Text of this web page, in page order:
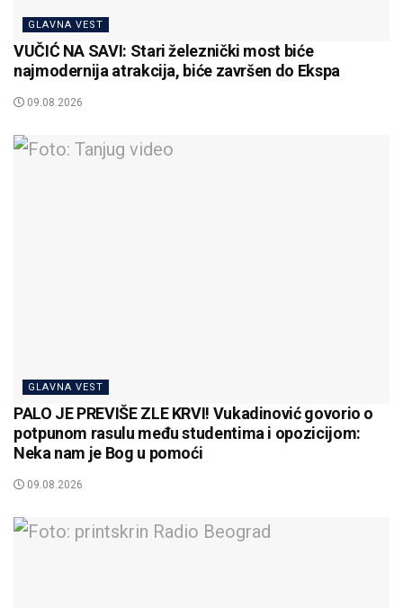
GLAVNA VEST
VUČIĆ NA SAVI: Stari železnički most biće
najmodernija atrakcija, biće završen do Ekspa
09.08.2026
GLAVNA VEST
PALO JE PREVIŠE ZLE KRVI! Vukadinović govorio o
potpunom rasulu među studentima i opozicijom:
Neka nam je Bog u pomoći
09.08.2026